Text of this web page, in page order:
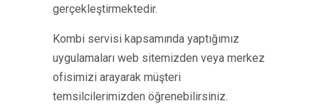
gerçekleştirmektedir.
Kombi servisi kapsamında yaptığımız
uygulamaları web sitemizden veya merkez
ofisimizi arayarak müşteri
temsilcilerimizden öğrenebilirsiniz.